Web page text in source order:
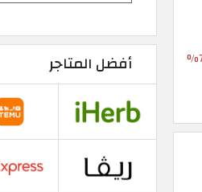
أفضل المتاجر